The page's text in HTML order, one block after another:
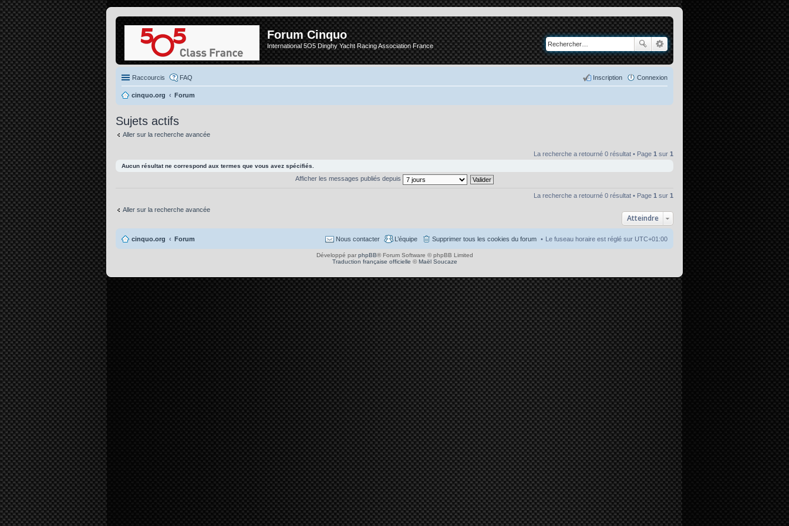
Forum Cinquo
International 5O5 Dinghy Yacht Racing Association France
Raccourcis FAQ Connexion
Inscription
cinquo.org Forum
Sujets actifs
Aller sur la recherche avancée
La recherche a retourné 0 résultat • Page 1 sur 1
Aucun résultat ne correspond aux termes que vous avez spécifiés.
Afficher les messages publiés depuis
La recherche a retourné 0 résultat • Page 1 sur 1
Aller sur la recherche avancée
Atteindre
cinquo.org Forum Le fuseau horaire est réglé sur UTC+01:00
Supprimer tous les cookies du forum
L’équipe
Nous contacter
Développé par phpBB® Forum Software © phpBB Limited
Traduction française officielle ©Maël Soucaze